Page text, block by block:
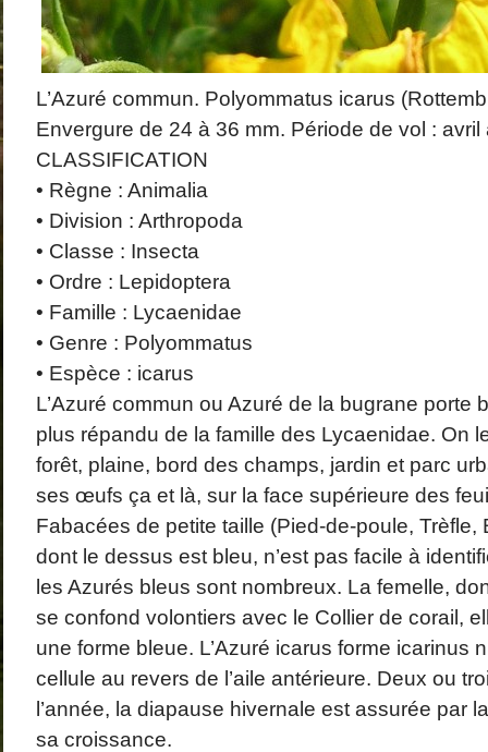
L’Azuré commun. Polyommatus icarus
Envergure de 24 à 36 mm. Période de vol : avril
CLASSIFICATION
• Règne : Animalia
• Division : Arthropoda
• Classe : Insecta
• Ordre : Lepidoptera
• Famille : Lycaenidae
• Genre : Polyommatus
• Espèce : icarus
L’Azuré commun ou Azuré de la bugrane porte
plus répandu de la famille des Lycaenidae. On
forêt, plaine, bord des champs, jardin et parc
ses œufs ça et là, sur la face supérieure des
Fabacées de petite taille (Pied-de-poule, Trèfle,
dont le dessus est bleu, n’est pas facile à
les Azurés bleus sont nombreux. La femelle,
se confond volontiers avec le Collier de corail,
une forme bleue. L’Azuré icarus forme icarinus
cellule au revers de l’aile antérieure. Deux ou
l’année, la diapause hivernale est assurée par
sa croissance.